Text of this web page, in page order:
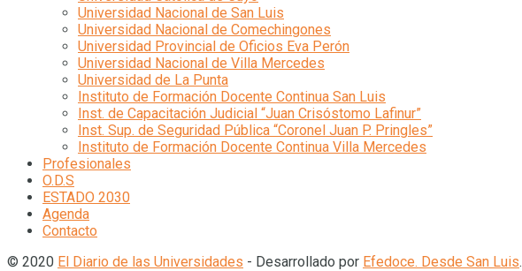
Universidad Nacional de San Luis
Universidad Nacional de Comechingones
Universidad Provincial de Oficios Eva Perón
Universidad Nacional de Villa Mercedes
Universidad de La Punta
Instituto de Formación Docente Continua San Luis
Inst. de Capacitación Judicial “Juan Crisóstomo Lafinur”
Inst. Sup. de Seguridad Pública “Coronel Juan P. Pringles”
Instituto de Formación Docente Continua Villa Mercedes
Profesionales
O.D.S
ESTADO 2030
Agenda
Contacto
© 2020 El Diario de las Universidades - Desarrollado por Efedoce. Desde San Luis.